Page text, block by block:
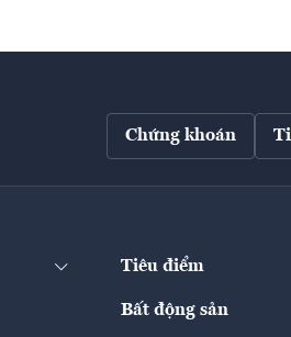
Chứng khoán
Tiêu điểm
Bất động sản